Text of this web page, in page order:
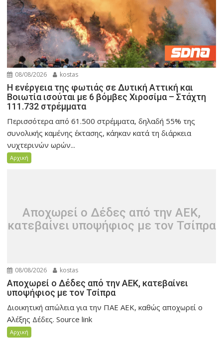
08/08/2026 kostas
Η ενέργεια της φωτιάς σε Δυτική Αττική και
Βοιωτία ισούται με 6 βόμβες Χιροσίμα – Στάχτη
111.732 στρέμματα
Περισσότερα από 61.500 στρέμματα, δηλαδή 55% της
συνολικής καμένης έκτασης, κάηκαν κατά τη διάρκεια
νυχτερινών ωρών...
Αρχική
Αποχωρεί ο Δέδες από την ΑΕΚ,
κατεβαίνει υποψήφιος με τον Τσίπρα
08/08/2026 kostas
Αποχωρεί ο Δέδες από την ΑΕΚ, κατεβαίνει
υποψήφιος με τον Τσίπρα
Διοικητική απώλεια για την ΠΑΕ ΑΕΚ, καθώς αποχωρεί ο
Αλέξης Δέδες. Source link
Αρχική